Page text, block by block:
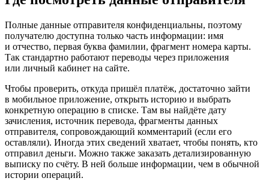
Полные данные отправителя конфиденциальны, поэтому
получателю доступна только часть информации: имя
и отчество, первая буква фамилии, фрагмент номера карты.
Так стандартно работают переводы через приложения
или личный кабинет на сайте.
Чтобы проверить, откуда пришёл платёж, достаточно зайти
в мобильное приложение, открыть историю и выбрать
конкретную операцию в списке. Там вы найдёте дату
зачисления, источник перевода, фрагменты данных
отправителя, сопровождающий комментарий (если его
оставляли). Иногда этих сведений хватает, чтобы понять, кто
отправил деньги. Можно также заказать детализированную
выписку по счёту. В ней больше информации, чем в обычной
истории операций.